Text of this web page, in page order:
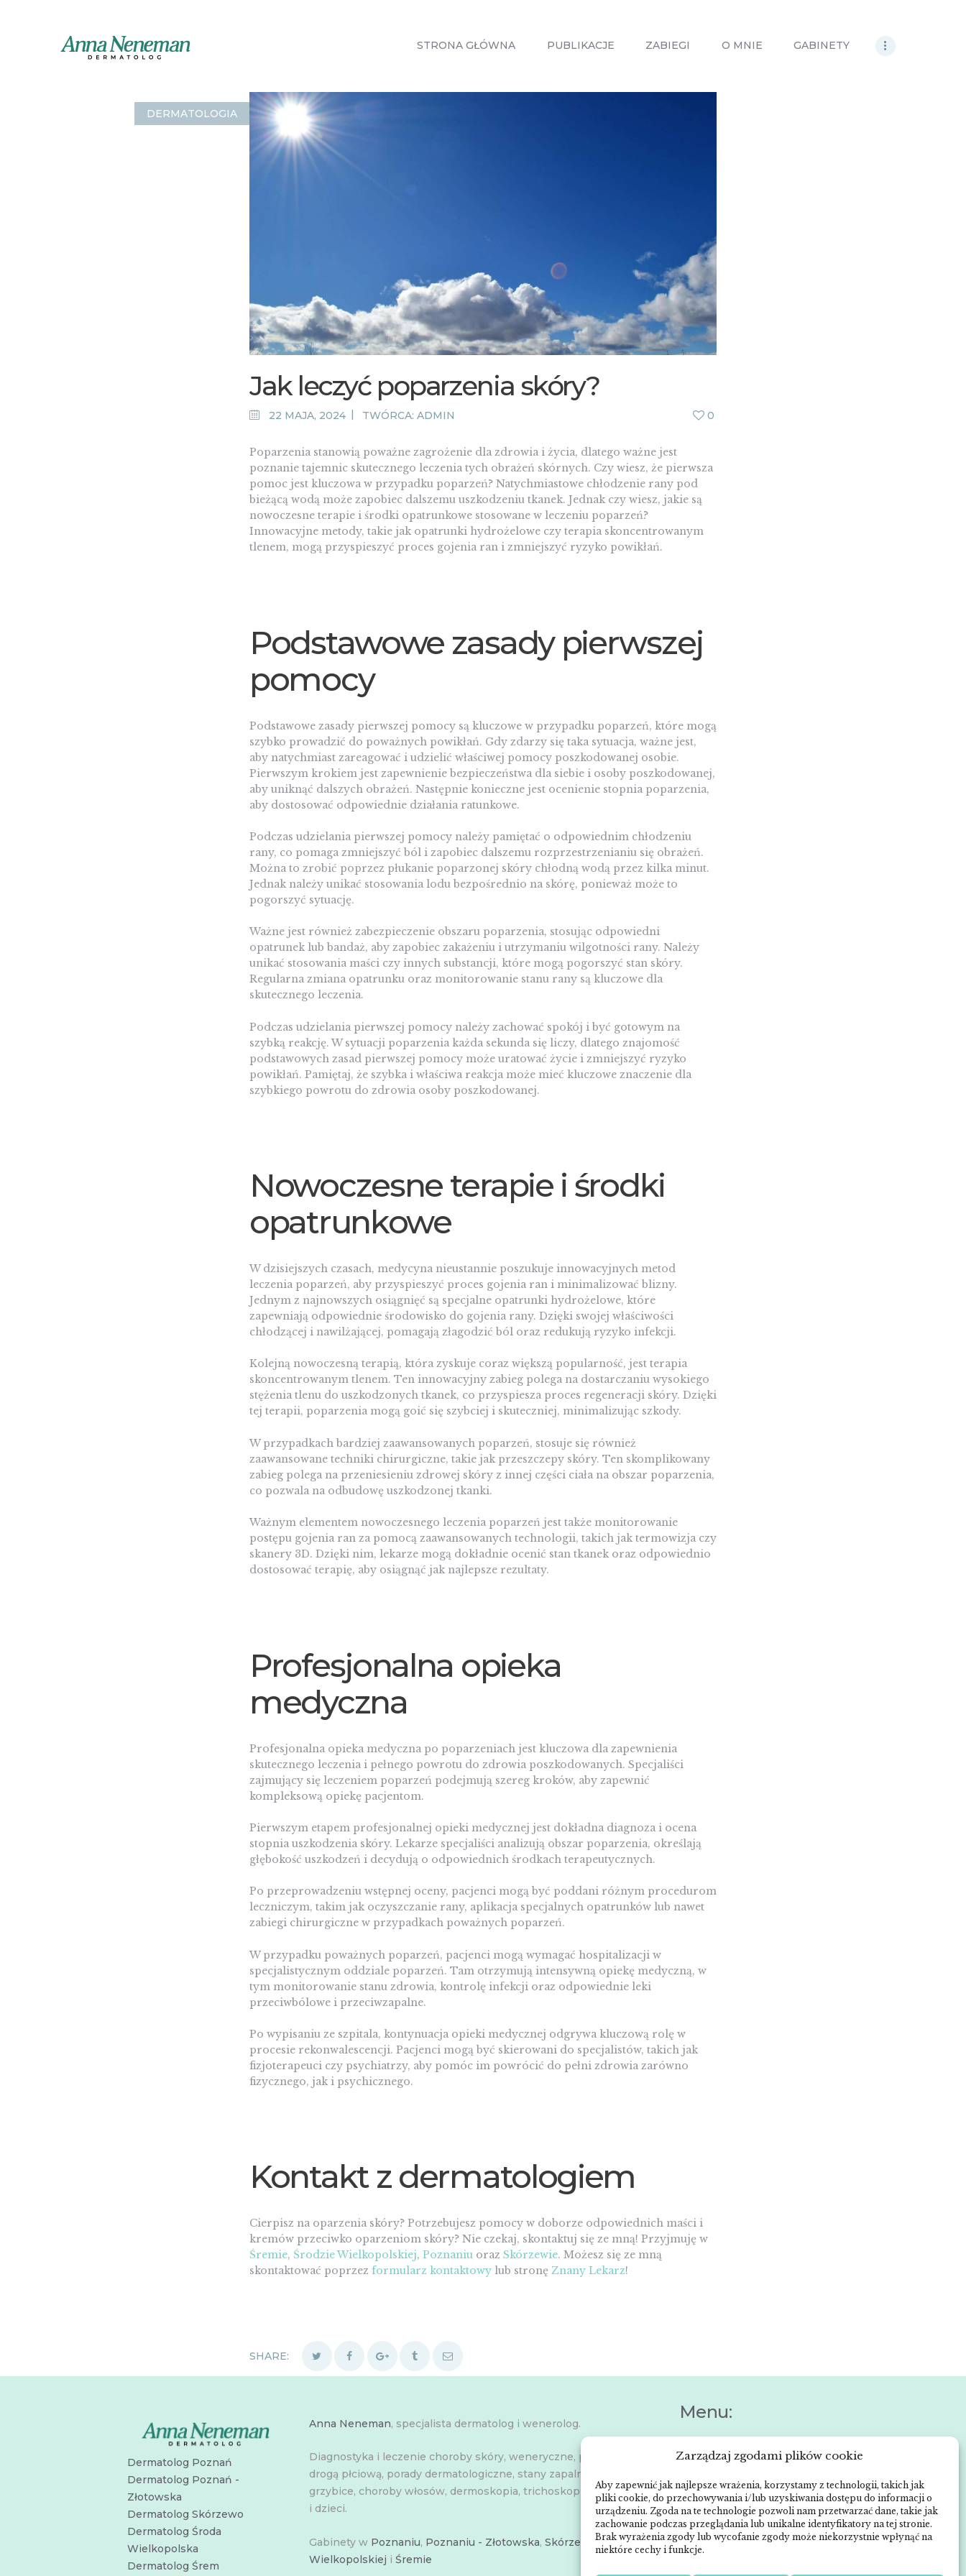
Zarządzaj zgodami plików cookie
Aby zapewnić jak najlepsze wrażenia, korzystamy z technologii, takich jak
pliki cookie, do przechowywania i/lub uzyskiwania dostępu do informacji o
urządzeniu. Zgoda na te technologie pozwoli nam przetwarzać dane, takie jak
zachowanie podczas przeglądania lub unikalne identyfikatory na tej stronie.
Brak wyrażenia zgody lub wycofanie zgody może niekorzystnie wpłynąć na
niektóre cechy i funkcje.
STRONA GŁÓWNA PUBLIKACJE ZABIEGI O MNIE GABINETY
GŁÓWNA
DERMATOLOGIA
Jak leczyć poparzenia skóry?
22 MAJA, 2024 TWÓRCA: ADMIN 0
Poparzenia stanowią poważne zagrożenie dla zdrowia i życia, dlatego ważne jest
poznanie tajemnic skutecznego leczenia tych obrażeń skórnych. Czy wiesz, że pierwsza
pomoc jest kluczowa w przypadku poparzeń? Natychmiastowe chłodzenie rany pod
bieżącą wodą może zapobiec dalszemu uszkodzeniu tkanek. Jednak czy wiesz, jakie są
nowoczesne terapie i środki opatrunkowe stosowane w leczeniu poparzeń?
Innowacyjne metody, takie jak opatrunki hydrożelowe czy terapia skoncentrowanym
tlenem, mogą przyspieszyć proces gojenia ran i zmniejszyć ryzyko powikłań.
Podstawowe zasady pierwszej
pomocy
Podstawowe zasady pierwszej pomocy są kluczowe w przypadku poparzeń, które mogą
szybko prowadzić do poważnych powikłań. Gdy zdarzy się taka sytuacja, ważne jest,
aby natychmiast zareagować i udzielić właściwej pomocy poszkodowanej osobie.
Pierwszym krokiem jest zapewnienie bezpieczeństwa dla siebie i osoby poszkodowanej,
aby uniknąć dalszych obrażeń. Następnie konieczne jest ocenienie stopnia poparzenia,
aby dostosować odpowiednie działania ratunkowe.
Podczas udzielania pierwszej pomocy należy pamiętać o odpowiednim chłodzeniu
rany, co pomaga zmniejszyć ból i zapobiec dalszemu rozprzestrzenianiu się obrażeń.
Można to zrobić poprzez płukanie poparzonej skóry chłodną wodą przez kilka minut.
Jednak należy unikać stosowania lodu bezpośrednio na skórę, ponieważ może to
pogorszyć sytuację.
Ważne jest również zabezpieczenie obszaru poparzenia, stosując odpowiedni
opatrunek lub bandaż, aby zapobiec zakażeniu i utrzymaniu wilgotności rany. Należy
unikać stosowania maści czy innych substancji, które mogą pogorszyć stan skóry.
Regularna zmiana opatrunku oraz monitorowanie stanu rany są kluczowe dla
skutecznego leczenia.
Podczas udzielania pierwszej pomocy należy zachować spokój i być gotowym na
szybką reakcję. W sytuacji poparzenia każda sekunda się liczy, dlatego znajomość
podstawowych zasad pierwszej pomocy może uratować życie i zmniejszyć ryzyko
powikłań. Pamiętaj, że szybka i właściwa reakcja może mieć kluczowe znaczenie dla
szybkiego powrotu do zdrowia osoby poszkodowanej.
Nowoczesne terapie i środki
opatrunkowe
W dzisiejszych czasach, medycyna nieustannie poszukuje innowacyjnych metod
leczenia poparzeń, aby przyspieszyć proces gojenia ran i minimalizować blizny.
Jednym z najnowszych osiągnięć są specjalne opatrunki hydrożelowe, które
zapewniają odpowiednie środowisko do gojenia rany. Dzięki swojej właściwości
chłodzącej i nawilżającej, pomagają złagodzić ból oraz redukują ryzyko infekcji.
Kolejną nowoczesną terapią, która zyskuje coraz większą popularność, jest terapia
skoncentrowanym tlenem. Ten innowacyjny zabieg polega na dostarczaniu wysokiego
stężenia tlenu do uszkodzonych tkanek, co przyspiesza proces regeneracji skóry. Dzięki
tej terapii, poparzenia mogą goić się szybciej i skuteczniej, minimalizując szkody.
W przypadkach bardziej zaawansowanych poparzeń, stosuje się również
zaawansowane techniki chirurgiczne, takie jak przeszczepy skóry. Ten skomplikowany
zabieg polega na przeniesieniu zdrowej skóry z innej części ciała na obszar poparzenia,
co pozwala na odbudowę uszkodzonej tkanki.
Ważnym elementem nowoczesnego leczenia poparzeń jest także monitorowanie
postępu gojenia ran za pomocą zaawansowanych technologii, takich jak termowizja czy
skanery 3D. Dzięki nim, lekarze mogą dokładnie ocenić stan tkanek oraz odpowiednio
dostosować terapię, aby osiągnąć jak najlepsze rezultaty.
Profesjonalna opieka
medyczna
Profesjonalna opieka medyczna po poparzeniach jest kluczowa dla zapewnienia
skutecznego leczenia i pełnego powrotu do zdrowia poszkodowanych. Specjaliści
zajmujący się leczeniem poparzeń podejmują szereg kroków, aby zapewnić
kompleksową opiekę pacjentom.
Pierwszym etapem profesjonalnej opieki medycznej jest dokładna diagnoza i ocena
stopnia uszkodzenia skóry. Lekarze specjaliści analizują obszar poparzenia, określają
głębokość uszkodzeń i decydują o odpowiednich środkach terapeutycznych.
Po przeprowadzeniu wstępnej oceny, pacjenci mogą być poddani różnym procedurom
leczniczym, takim jak oczyszczanie rany, aplikacja specjalnych opatrunków lub nawet
zabiegi chirurgiczne w przypadkach poważnych poparzeń.
W przypadku poważnych poparzeń, pacjenci mogą wymagać hospitalizacji w
specjalistycznym oddziale poparzeń. Tam otrzymują intensywną opiekę medyczną, w
tym monitorowanie stanu zdrowia, kontrolę infekcji oraz odpowiednie leki
przeciwbólowe i przeciwzapalne.
Po wypisaniu ze szpitala, kontynuacja opieki medycznej odgrywa kluczową rolę w
procesie rekonwalescencji. Pacjenci mogą być skierowani do specjalistów, takich jak
fizjoterapeuci czy psychiatrzy, aby pomóc im powrócić do pełni zdrowia zarówno
fizycznego, jak i psychicznego.
Kontakt z dermatologiem
Cierpisz na oparzenia skóry? Potrzebujesz pomocy w doborze odpowiednich maści i
kremów przeciwko oparzeniom skóry? Nie czekaj, skontaktuj się ze mną! Przyjmuję w
Śremie, Środzie Wielkopolskiej, Poznaniu oraz Skórzewie. Możesz się ze mną
skontaktować poprzez formularz kontaktowy lub stronę Znany Lekarz!
SHARE:
Dermatolog Poznań
Dermatolog Poznań -
Złotowska
Dermatolog Skórzewo
Dermatolog Środa
Wielkopolska
Dermatolog Śrem
Anna Neneman, specjalista dermatolog i wenerolog.
Diagnostyka i leczenie choroby skóry, weneryczne, przenoszone
drogą płciową, porady dermatologiczne, stany zapalne skóry,
grzybice, choroby włosów, dermoskopia, trichoskopia, u dorosłych
i dzieci.
Gabinety w Poznaniu, Poznaniu - Złotowska, Skórzewie,Środzie
Wielkopolskiej i Śremie
Menu:
Strona główna
Anna Neneman –
ZnanyLekarz.pl
Publikacje
Zabiegi dermatologiczne